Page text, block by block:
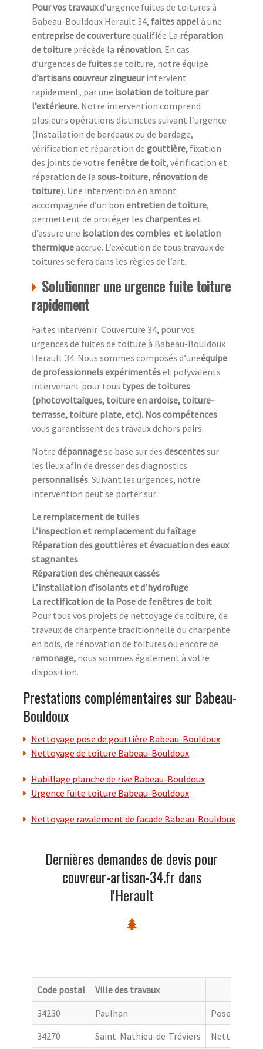
Pour vos travauxd’urgence fuites de toitures à
Babeau-Bouldoux Herault 34, faites appelà une
entreprise de couverturequalifiée La réparation
de toiture précède la rénovation. En cas
d’urgences de fuitesde toiture, notre équipe
d’artisans couvreur zingueurintervient
rapidement, par une isolation de toiture par
l’extérieure. Notre intervention comprend
plusieurs opérations distinctes suivant l’urgence
(Installation de bardeaux ou de bardage,
vérification et réparation de gouttière, fixation
des joints de votre fenêtre de toit,vérification et
réparation de la sous-toiture, rénovation de
toiture). Une intervention en amont
accompagnée d’un bon entretien de toiture,
permettent de protéger les charpenteset
d’assure une isolation des combles et isolation
thermiqueaccrue. L’exécution de tous travaux de
toitures se fera dans les règles de l’art.
Solutionner une urgence fuite toiture
rapidement
Faites intervenir Couverture 34, pour vos
urgences de fuites de toiture à Babeau-Bouldoux
Herault 34. Nous sommes composés d’uneéquipe
de professionnels expérimentéset polyvalents
intervenant pour tous types de toitures
(photovoltaïques, toiture en ardoise, toiture-
terrasse, toiture plate, etc). Nos compétences
vous garantissent des travaux dehors pairs.
Notre dépannagese base sur des descentessur
les lieux afin de dresser des diagnostics
personnalisés. Suivant les urgences, notre
intervention peut se porter sur :
Le remplacement de tuiles
L’inspection et remplacement du faîtage
Réparation des gouttières et évacuation des eaux
stagnantes
Réparation des chéneaux cassés
L’installation d’isolants et d’hydrofuge
La rectification de la Pose de fenêtres de toit
Pour tous vos projets de nettoyage de toiture, de
travaux de charpente traditionnelle ou charpente
en bois, de rénovation de toitures ou encore de
ramonage, nous sommes également à votre
disposition.
Prestations complémentaires sur Babeau-
Bouldoux
Nettoyage pose de gouttière Babeau-Bouldoux
Nettoyage de toiture Babeau-Bouldoux
Habillage planche de rive Babeau-Bouldoux
Urgence fuite toiture Babeau-Bouldoux
Nettoyage ravalement de facade Babeau-Bouldoux
Dernières demandes de devis pour
couvreur-artisan-34.fr dans
l'Herault
Code postal Ville des travaux
34230
Paulhan
Pose de
34270
Saint-Mathieu-de-Tréviers
Nettoyage